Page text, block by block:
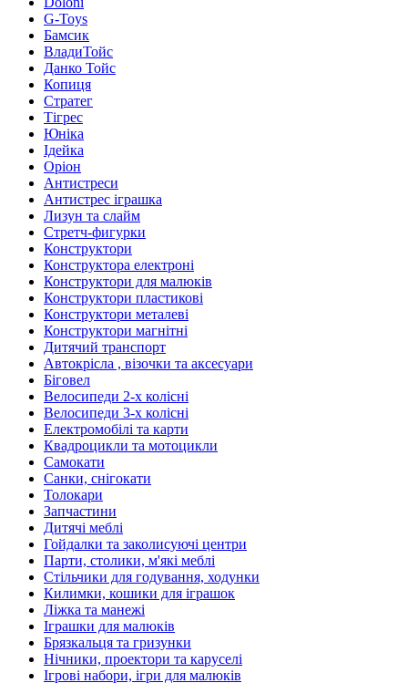
G-Toys
Бамсик
ВладиТойс
Данко Тойс
Копиця
Стратег
Тігрес
Юніка
Ідейка
Оріон
Антистреси
Антистрес іграшка
Лизун та слайм
Стретч-фигурки
Конструктори
Конструктора електроні
Конструктори для малюків
Конструктори пластикові
Конструктори металеві
Конструктори магнітні
Дитячий транспорт
Автокрісла , візочки та аксесуари
Біговел
Велосипеди 2-х колісні
Велосипеди 3-х колісні
Електромобілі та карти
Квадроцикли та мотоцикли
Самокати
Санки, снігокати
Толокари
Запчастини
Дитячі меблі
Гойдалки та заколисуючі центри
Парти, столики, м'які меблі
Стільчики для годування, ходунки
Килимки, кошики для іграшок
Ліжка та манежі
Іграшки для малюків
Брязкальця та гризунки
Нічники, проектори та каруселі
Ігрові набори, ігри для малюків